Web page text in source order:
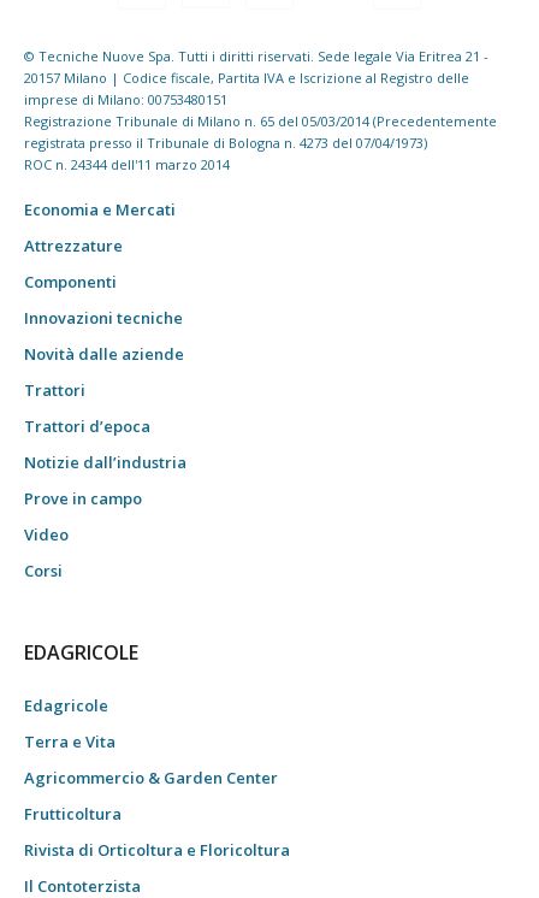
© Tecniche Nuove Spa. Tutti i diritti riservati. Sede legale Via Eritrea 21 -
20157 Milano | Codice fiscale, Partita IVA e Iscrizione al Registro delle
imprese di Milano: 00753480151
Registrazione Tribunale di Milano n. 65 del 05/03/2014 (Precedentemente
registrata presso il Tribunale di Bologna n. 4273 del 07/04/1973)
ROC n. 24344 dell'11 marzo 2014
Economia e Mercati
Attrezzature
Componenti
Innovazioni tecniche
Novità dalle aziende
Trattori
Trattori d’epoca
Notizie dall’industria
Prove in campo
Video
Corsi
EDAGRICOLE
Edagricole
Terra e Vita
Agricommercio & Garden Center
Frutticoltura
Rivista di Orticoltura e Floricoltura
Il Contoterzista